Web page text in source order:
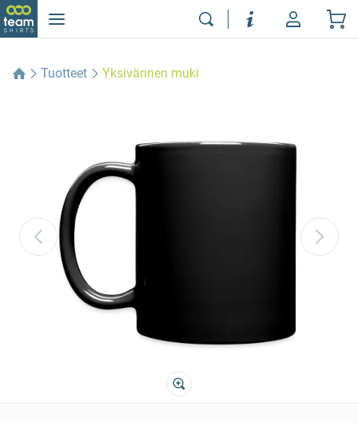
Tuotteet Yksivärinen muki